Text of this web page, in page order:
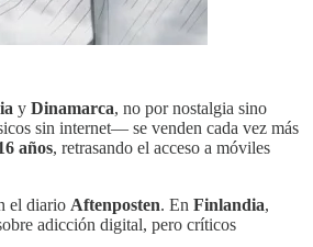
y Dinamarca, no por nostalgia sino
sin internet— se venden cada vez más
años, retrasando el acceso a móviles
el diario Aftenposten. En Finlandia,
adicción digital, pero críticos